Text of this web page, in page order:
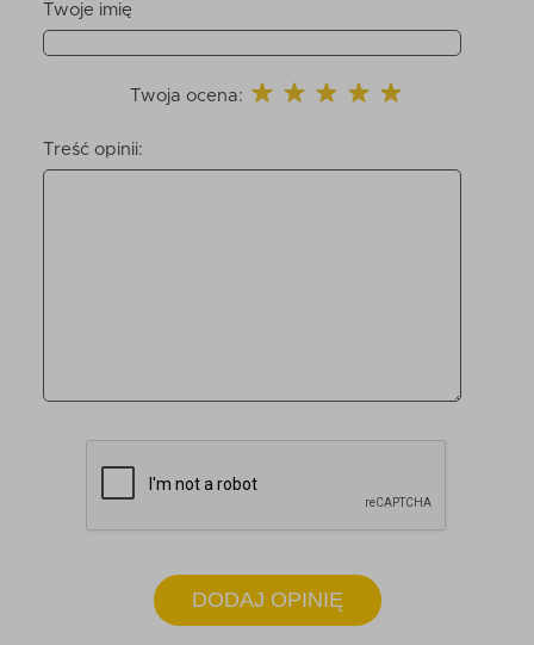
Twoje imię
Twoja ocena:
Treść opinii:
DODAJ OPINIĘ